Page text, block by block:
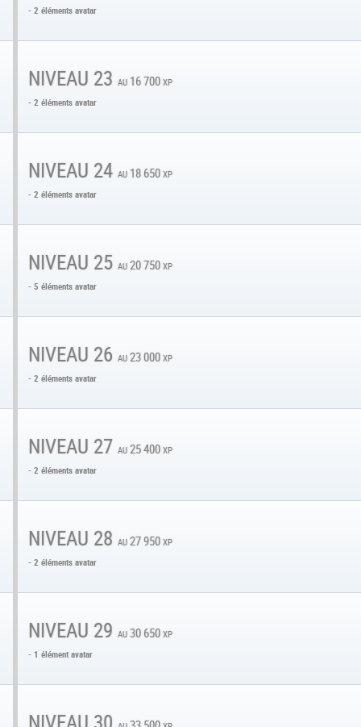
- 2 éléments avatar
NIVEAU 23 au 16 700 xp
- 2 éléments avatar
NIVEAU 24 au 18 650 xp
- 2 éléments avatar
NIVEAU 25 au 20 750 xp
- 5 éléments avatar
NIVEAU 26 au 23 000 xp
- 2 éléments avatar
NIVEAU 27 au 25 400 xp
- 2 éléments avatar
NIVEAU 28 au 27 950 xp
- 2 éléments avatar
NIVEAU 29 au 30 650 xp
- 1 élément avatar
NIVEAU 30